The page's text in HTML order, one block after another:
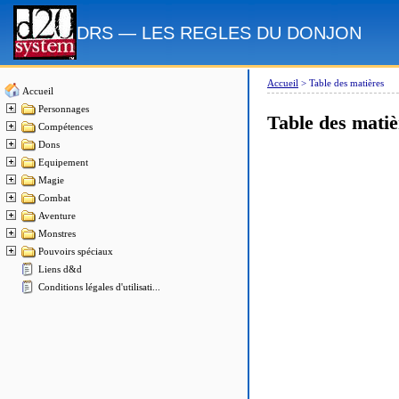
DRS — LES REGLES DU DONJON
Accueil
Personnages
Compétences
Dons
Equipement
Magie
Combat
Aventure
Monstres
Pouvoirs spéciaux
Liens d&d
Conditions légales d'utilisati...
Accueil > Table des matières
Table des